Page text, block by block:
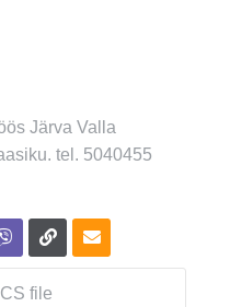
Järva Valla
tel. 5040455
file